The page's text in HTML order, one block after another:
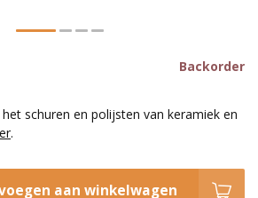
Backorder
schuren en polijsten van keramiek en
.
aan winkelwagen